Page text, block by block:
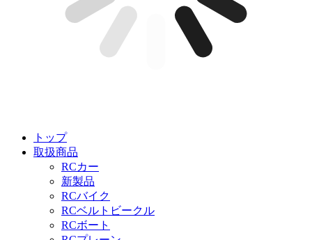
トップ
取扱商品
RCカー
新製品
RCバイク
RCベルトビークル
RCボート